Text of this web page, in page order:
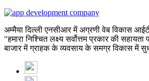
अम्मैया दिल्ली एनसीआर में अग्रणी वेब विकास
"हमारा निश्चित लक्ष्य सर्वोत्तम प्रकार की
बाजार में ग्राहक के व्यवसाय के समग्र विकास में